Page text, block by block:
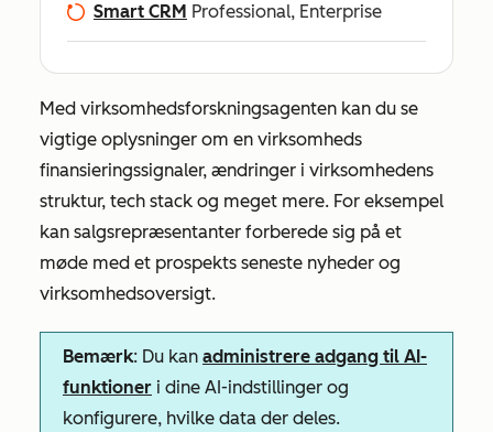
Smart CRM Professional, Enterprise
Med virksomhedsforskningsagenten kan du se
vigtige oplysninger om en virksomheds
finansieringssignaler, ændringer i virksomhedens
struktur, tech stack og meget mere. For eksempel
kan salgsrepræsentanter forberede sig på et
møde med et prospekts seneste nyheder og
virksomhedsoversigt.
Bemærk: Du kan administrere adgang til AI-
funktioner i dine AI-indstillinger og
konfigurere, hvilke data der deles.